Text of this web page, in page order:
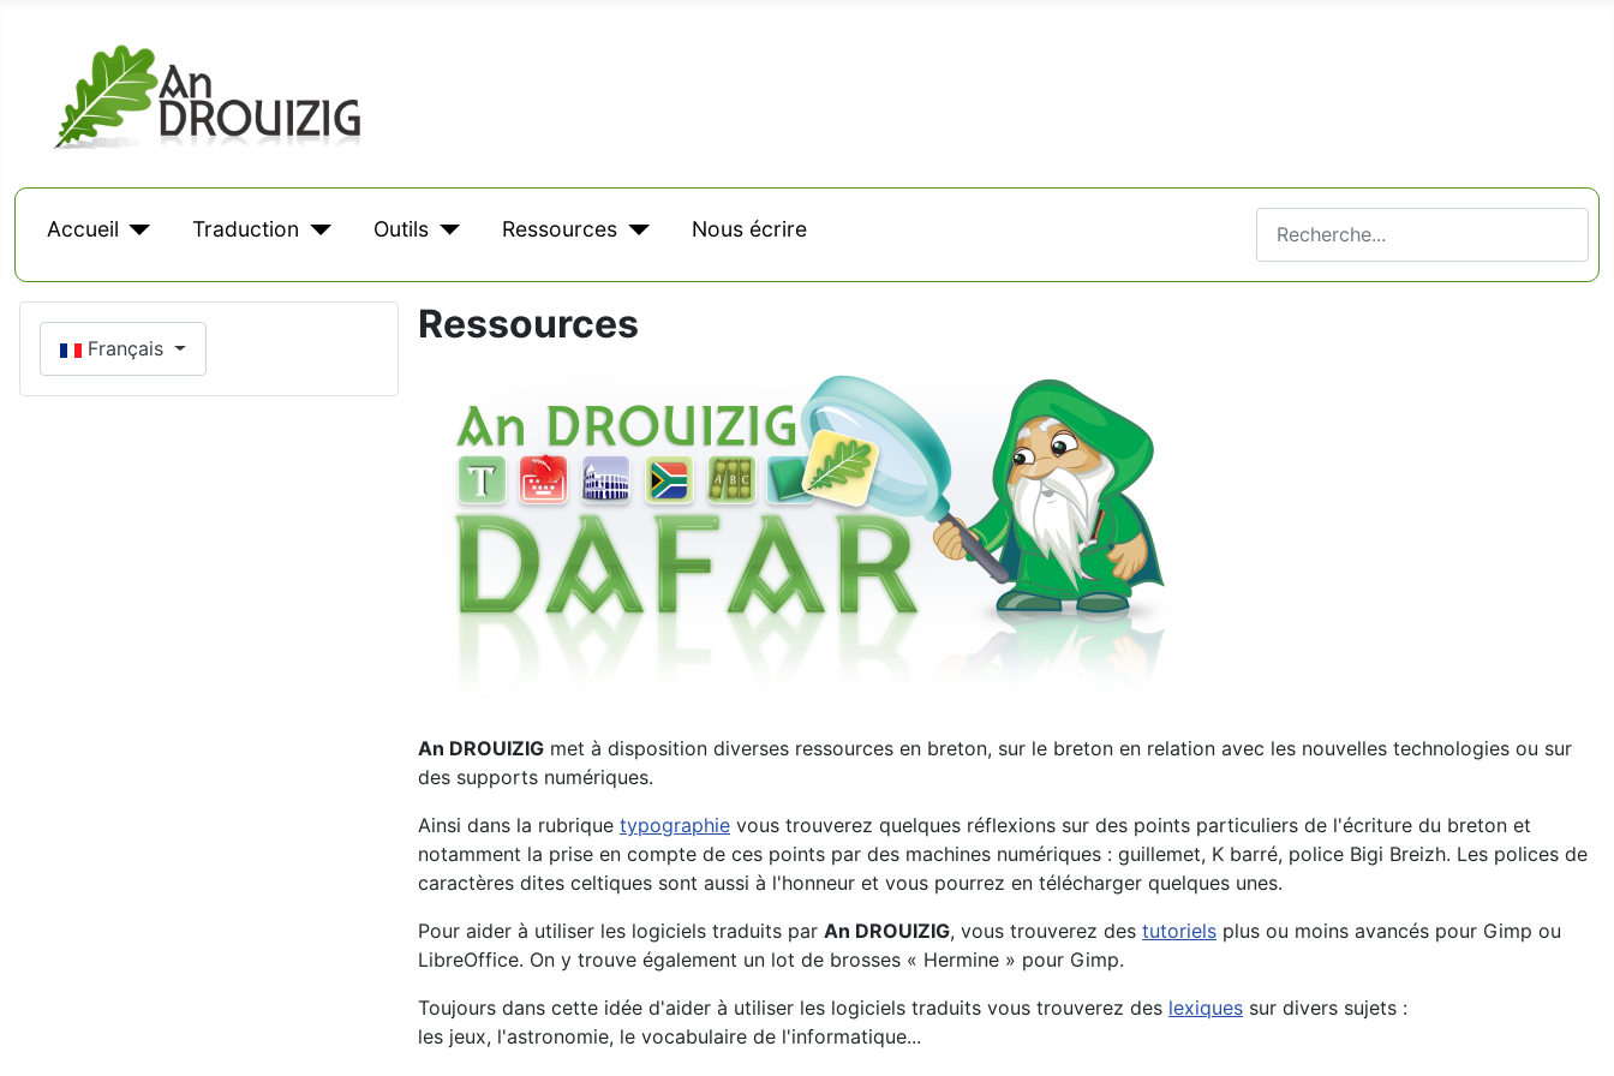
Accueil Traduction Outils Ressources Nous écrire
Type 2 or more characters for results.
Français
Ressources
An DROUIZIG met à disposition diverses ressources en breton, sur le breton en relation avec les nouvelles technologies ou sur
des supports numériques.
Ainsi dans la rubrique typographie vous trouverez quelques réflexions sur des points particuliers de l'écriture du breton et
notamment la prise en compte de ces points par des machines numériques : guillemet, K barré, police Bigi Breizh. Les polices de
caractères dites celtiques sont aussi à l'honneur et vous pourrez en télécharger quelques unes.
Pour aider à utiliser les logiciels traduits par An DROUIZIG, vous trouverez des tutoriels plus ou moins avancés pour Gimp ou
LibreOffice. On y trouve également un lot de brosses « Hermine » pour Gimp.
Toujours dans cette idée d'aider à utiliser les logiciels traduits vous trouverez des lexiques sur divers sujets :
les jeux, l'astronomie, le vocabulaire de l'informatique...